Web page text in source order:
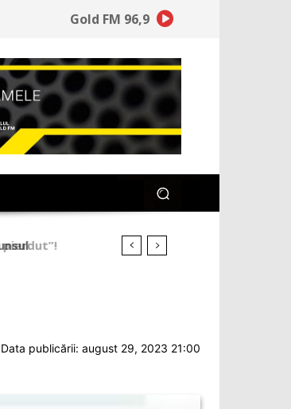
Gold FM 96,9
Data publicării: august 29, 2023 21:00